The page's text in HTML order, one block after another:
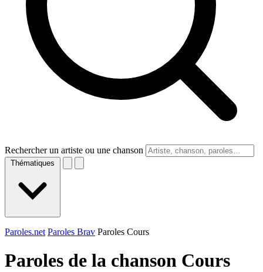
Rechercher un artiste ou une chanson
Thématiques
Paroles.net Paroles Brav Paroles Cours
Paroles de la chanson Cours